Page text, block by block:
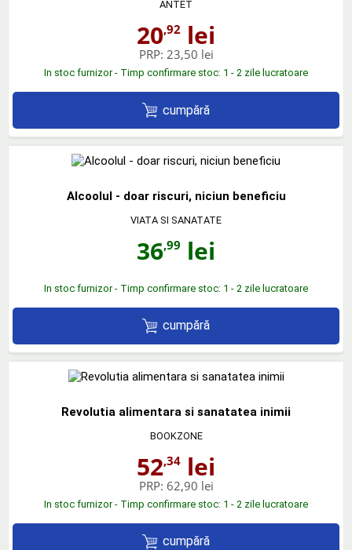
ANTET
20,92 lei
PRP: 23,50 lei
In stoc furnizor - Timp confirmare stoc: 1 - 2 zile lucratoare
cumpără
Alcoolul - doar riscuri, niciun beneficiu
VIATA SI SANATATE
36,99 lei
In stoc furnizor - Timp confirmare stoc: 1 - 2 zile lucratoare
cumpără
Revolutia alimentara si sanatatea inimii
BOOKZONE
52,34 lei
PRP: 62,90 lei
In stoc furnizor - Timp confirmare stoc: 1 - 2 zile lucratoare
cumpără